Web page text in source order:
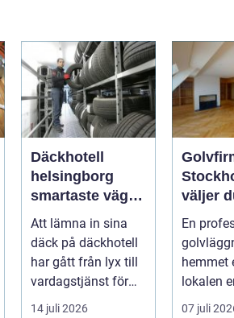
Däckhotell
helsingborg
smartaste vägen
till säkra
hjulskift
Att lämna in sina
däck på däckhotell
har gått från lyx till
vardagstjänst för
många bilägare. I
14 juli 2026
väljer
ett
En
hemmet
lokalen
känsla.
07 juli